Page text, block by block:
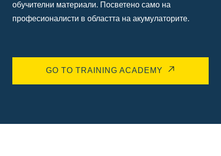
обучителни материали. Посветено само на
професионалисти в областта на акумулаторите.
GO TO TRAINING ACADEMY